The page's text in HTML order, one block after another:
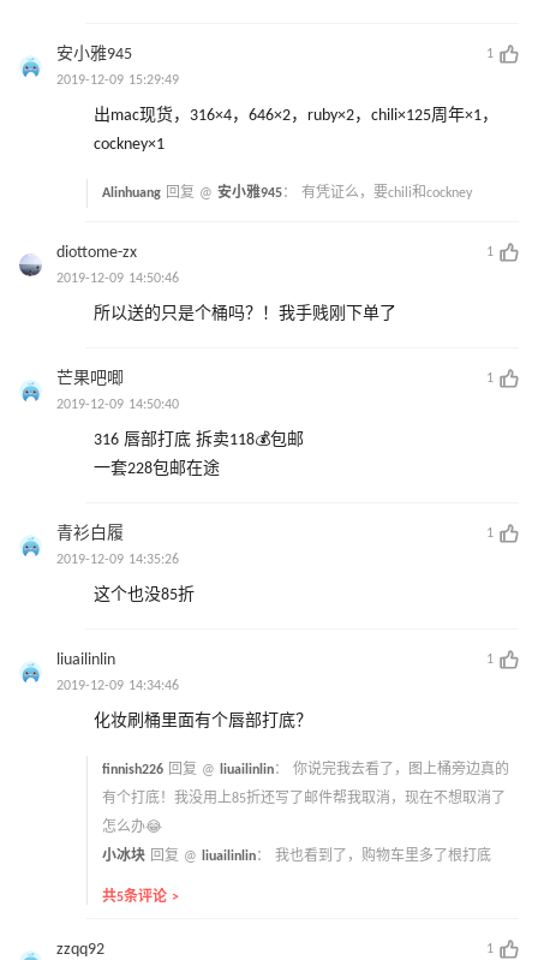
安小雅945
1
2019-12-09 15:29:49
出mac现货，316×4，646×2，ruby×2，chili×125周年×1，
cockney×1
Alinhuang 回复 @ 安小雅945： 有凭证么，要chili和cockney
diottome-zx
1
2019-12-09 14:50:46
所以送的只是个桶吗？！我手贱刚下单了
芒果吧唧
1
2019-12-09 14:50:40
316 唇部打底 拆卖118💰包邮
一套228包邮在途
青衫白履
1
2019-12-09 14:35:26
这个也没85折
liuailinlin
1
2019-12-09 14:34:46
化妆刷桶里面有个唇部打底？
finnish226 回复 @ liuailinlin： 你说完我去看了，图上桶旁边真的
有个打底！我没用上85折还写了邮件帮我取消，现在不想取消了
怎么办😂
小冰块 回复 @ liuailinlin： 我也看到了，购物车里多了根打底
共5条评论 >
zzqq92
1